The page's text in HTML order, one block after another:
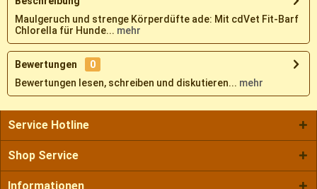
Maulgeruch und strenge Körperdüfte ade: Mit cdVet Fit-Barf
Chlorella für Hunde... mehr
Bewertungen
0
Bewertungen lesen, schreiben und diskutieren... mehr
Service Hotline
Shop Service
Informationen